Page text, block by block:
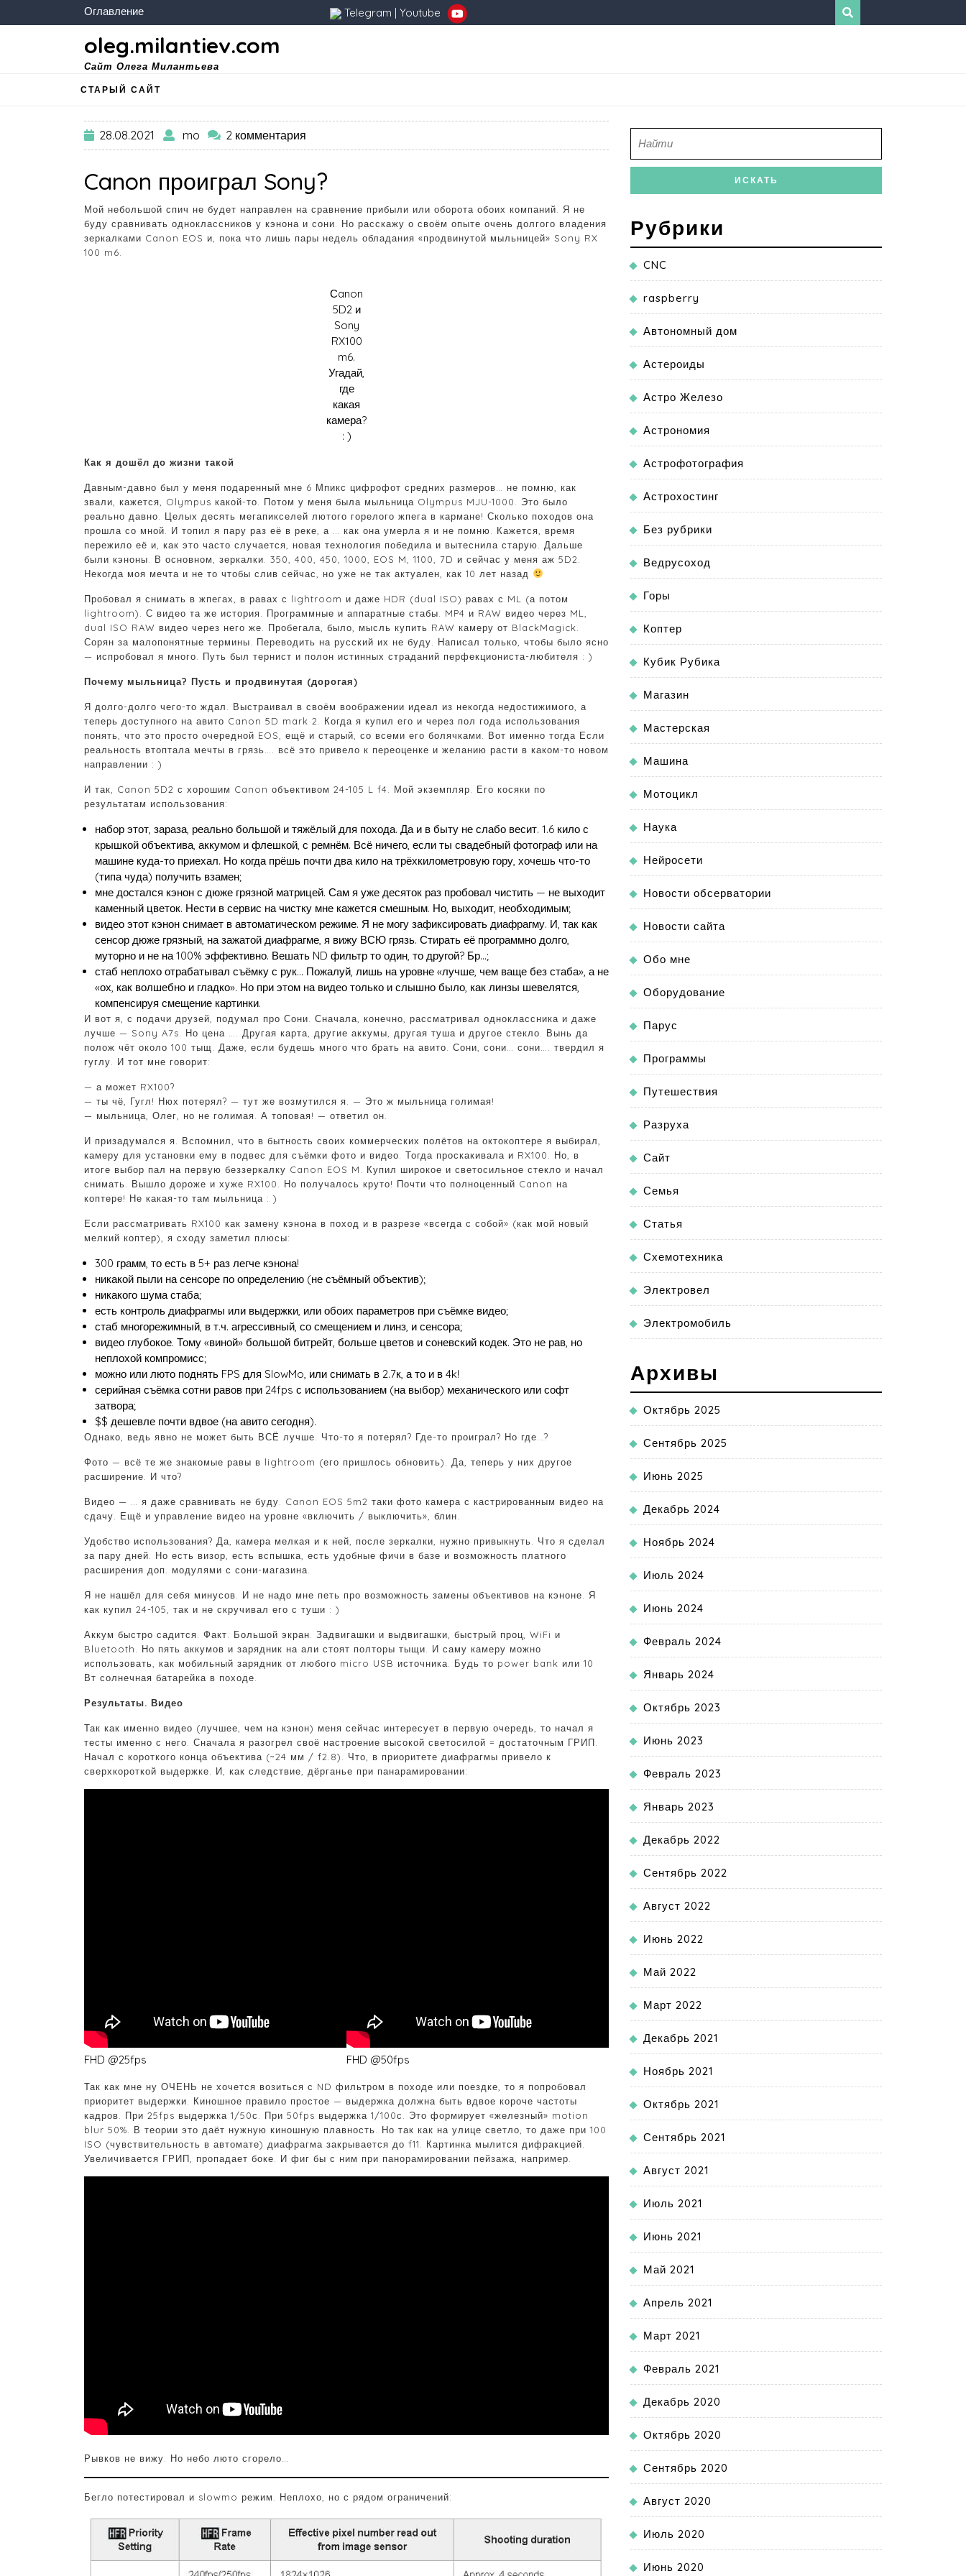
Оглавление Telegram | Youtube
oleg.milantiev.com
Сайт Олега Милантьева
СТАРЫЙ САЙТ
28.08.2021 mo 2 комментария
Canon проиграл Sony?
Мой небольшой спич не будет направлен на сравнение прибыли или оборота обоих компаний. Я не
буду сравнивать одноклассников у кэнона и сони. Но расскажу о своём опыте очень долгого владения
зеркалками Canon EOS и, пока что лишь пары недель обладания «продвинутой мыльницей» Sony RX
100 m6.
Сanon
5D2 и
Sony
RX100
m6.
Угадай,
где
какая
камера?
: )
Как я дошёл до жизни такой
Давным-давно был у меня подаренный мне 6 Мпикс цифрофот средних размеров… не помню, как
звали, кажется, Olympus какой-то. Потом у меня была мыльница Olympus MJU-1000. Это было
реально давно. Целых десять мегапикселей лютого горелого жпега в кармане! Сколько походов она
прошла со мной. И топил я пару раз её в реке, а … как она умерла я и не помню. Кажется, время
пережило её и, как это часто случается, новая технология победила и вытеснила старую. Дальше
были кэноны. В основном, зеркалки. 350, 400, 450, 1000, EOS M, 1100, 7D и сейчас у меня аж 5D2.
Некогда моя мечта и не то чтобы слив сейчас, но уже не так актуален, как 10 лет назад
Пробовал я снимать в жпегах, в равах с lightroom и даже HDR (dual ISO) равах с ML (а потом
lightroom). С видео та же история. Программные и аппаратные стабы. MP4 и RAW видео через ML,
dual ISO RAW видео через него же. Пробегала, было, мысль купить RAW камеру от BlackMagick.
Сорян за малопонятные термины. Переводить на русский их не буду. Написал только, чтобы было ясно
— испробовал я много. Путь был тернист и полон истинных страданий перфекциониста-любителя : )
Почему мыльница? Пусть и продвинутая (дорогая)
Я долго-долго чего-то ждал. Выстраивал в своём воображении идеал из некогда недостижимого, а
теперь доступного на авито Canon 5D mark 2. Когда я купил его и через пол года использования
понять, что это просто очередной EOS, ещё и старый, со всеми его болячками. Вот именно тогда Если
реальность втоптала мечты в грязь…. всё это привело к переоценке и желанию расти в каком-то новом
направлении : )
И так, Canon 5D2 с хорошим Canon объективом 24-105 L f4. Мой экземпляр. Его косяки по
результатам использования:
набор этот, зараза, реально большой и тяжёлый для похода. Да и в быту не слабо весит. 1.6 кило с
крышкой объектива, аккумом и флешкой, с ремнём. Всё ничего, если ты свадебный фотограф или на
машине куда-то приехал. Но когда прёшь почти два кило на трёхкилометровую гору, хочешь что-то
(типа чуда) получить взамен;
мне достался кэнон с дюже грязной матрицей. Сам я уже десяток раз пробовал чистить — не выходит
каменный цветок. Нести в сервис на чистку мне кажется смешным. Но, выходит, необходимым;
видео этот кэнон снимает в автоматическом режиме. Я не могу зафиксировать диафрагму. И, так как
сенсор дюже грязный, на зажатой диафрагме, я вижу ВСЮ грязь. Стирать её программно долго,
муторно и не на 100% эффективно. Вешать ND фильтр то один, то другой? Бр…;
стаб неплохо отрабатывал съёмку с рук… Пожалуй, лишь на уровне «лучше, чем ваще без стаба», а не
«ох, как волшебно и гладко». Но при этом на видео только и слышно было, как линзы шевелятся,
компенсируя смещение картинки.
И вот я, с подачи друзей, подумал про Сони. Сначала, конечно, рассматривал одноклассника и даже
лучше — Sony A7s. Но цена …. Другая карта, другие аккумы, другая туша и другое стекло. Вынь да
полож чёт около 100 тыщ. Даже, если будешь много что брать на авито. Сони, сони… сони…. твердил я
гуглу. И тот мне говорит:
— а может RX100?
— ты чё, Гугл! Нюх потерял? — тут же возмутился я. — Это ж мыльница голимая!
— мыльница, Олег, но не голимая. А топовая! — ответил он.
И призадумался я. Вспомнил, что в бытность своих коммерческих полётов на октокоптере я выбирал,
камеру для установки ему в подвес для съёмки фото и видео. Тогда проскакивала и RX100. Но, в
итоге выбор пал на первую беззеркалку Canon EOS M. Купил широкое и светосильное стекло и начал
снимать. Вышло дороже и хуже RX100. Но получалось круто! Почти что полноценный Canon на
коптере! Не какая-то там мыльница : )
Если рассматривать RX100 как замену кэнона в поход и в разрезе «всегда с собой» (как мой новый
мелкий коптер), я сходу заметил плюсы:
300 грамм, то есть в 5+ раз легче кэнона!
никакой пыли на сенсоре по определению (не съёмный объектив);
никакого шума стаба;
есть контроль диафрагмы или выдержки, или обоих параметров при съёмке видео;
стаб многорежимный, в т.ч. агрессивный, со смещением и линз, и сенсора;
видео глубокое. Тому «виной» большой битрейт, больше цветов и соневский кодек. Это не рав, но
неплохой компромисс;
можно или люто поднять FPS для SlowMo, или снимать в 2.7к, а то и в 4k!
серийная съёмка сотни равов при 24fps с использованием (на выбор) механического или софт
затвора;
$$ дешевле почти вдвое (на авито сегодня).
Однако, ведь явно не может быть ВСЁ лучше. Что-то я потерял? Где-то проиграл? Но где…?
Фото — всё те же знакомые равы в lightroom (его пришлось обновить). Да, теперь у них другое
расширение. И что?
Видео — … я даже сравнивать не буду. Canon EOS 5m2 таки фото камера с кастрированным видео на
сдачу. Ещё и управление видео на уровне «включить / выключить», блин.
Удобство использования? Да, камера мелкая и к ней, после зеркалки, нужно привыкнуть. Что я сделал
за пару дней. Но есть визор, есть вспышка, есть удобные фичи в базе и возможность платного
расширения доп. модулями с сони-магазина.
Я не нашёл для себя минусов. И не надо мне петь про возможность замены объективов на кэноне. Я
как купил 24-105, так и не скручивал его с туши : )
Аккум быстро садится. Факт. Большой экран. Задвигашки и выдвигашки, быстрый проц, WiFi и
Bluetooth. Но пять аккумов и зарядник на али стоят полторы тыщи. И саму камеру можно
использовать, как мобильный зарядник от любого micro USB источника. Будь то power bank или 10
Вт солнечная батарейка в походе.
Результаты. Видео
Так как именно видео (лучшее, чем на кэнон) меня сейчас интересует в первую очередь, то начал я
тесты именно с него. Сначала я разогрел своё настроение высокой светосилой = достаточным ГРИП.
Начал с короткого конца объектива (~24 мм / f2.8). Что, в приоритете диафрагмы привело к
сверхкороткой выдержке. И, как следствие, дёрганье при панарамировании:
FHD @25fps FHD @50fps
Так как мне ну ОЧЕНЬ не хочется возиться с ND фильтром в походе или поездке, то я попробовал
приоритет выдержки. Киношное правило простое — выдержка должна быть вдвое короче частоты
кадров. При 25fps выдержка 1/50с. При 50fps выдержка 1/100с. Это формирует «железный» motion
blur 50%. В теории это даёт нужную киношную плавность. Но так как на улице светло, то даже при 100
ISO (чувствительность в автомате) диафрагма закрывается до f11. Картинка мылится дифракцией.
Увеличивается ГРИП, пропадает боке. И фиг бы с ним при панорамировании пейзажа, например.
Рывков не вижу. Но небо люто сгорело…
Бегло потестировал и slowmo режим. Неплохо, но с рядом ограничений:
Рубрики
CNC
raspberry
Автономный дом
Астероиды
Астро Железо
Астрономия
Астрофотография
Астрохостинг
Без рубрики
Ведрусоход
Горы
Коптер
Кубик Рубика
Магазин
Мастерская
Машина
Мотоцикл
Наука
Нейросети
Новости обсерватории
Новости сайта
Обо мне
Оборудование
Парус
Программы
Путешествия
Разруха
Сайт
Семья
Статья
Схемотехника
Электровел
Электромобиль
Архивы
Октябрь 2025
Сентябрь 2025
Июнь 2025
Декабрь 2024
Ноябрь 2024
Июль 2024
Июнь 2024
Февраль 2024
Январь 2024
Октябрь 2023
Июнь 2023
Февраль 2023
Январь 2023
Декабрь 2022
Сентябрь 2022
Август 2022
Июнь 2022
Май 2022
Март 2022
Декабрь 2021
Ноябрь 2021
Октябрь 2021
Сентябрь 2021
Август 2021
Июль 2021
Июнь 2021
Май 2021
Апрель 2021
Март 2021
Февраль 2021
Декабрь 2020
Октябрь 2020
Сентябрь 2020
Август 2020
Июль 2020
Июнь 2020